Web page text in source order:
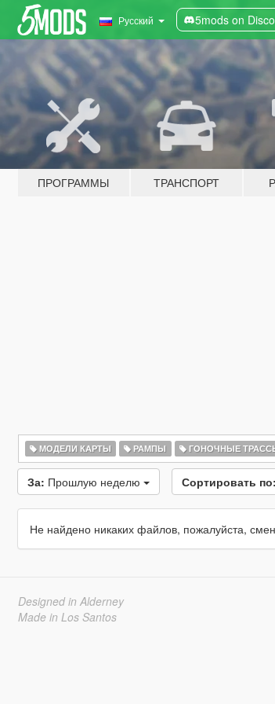
Русский 5mods on
ПРОГРАММЫ ТРАНСПОРТ
МОДЕЛИ КАРТЫ РАМПЫ ГОНОЧНЫЕ
За: Прошлую неделю Сортировать по:
Не найдено никаких файлов, пожалуйста,
Designed in Alderney
Made in Los Santos